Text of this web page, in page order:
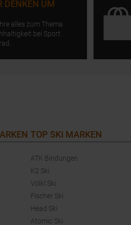
DENKEN UM
alles zum Thema
bei Sport
TOP SKI MARKEN
ATK Bindungen
K2 Ski
Völkl Ski
Fischer Ski
Head Ski
Atomic Ski